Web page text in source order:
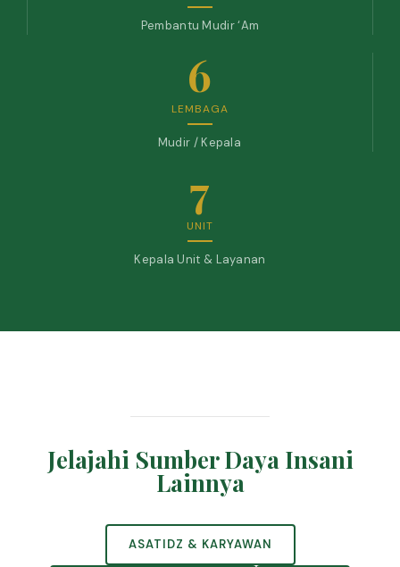
Pembantu Mudir ‘Am
6
LEMBAGA
Mudir / Kepala
7
UNIT
Kepala Unit & Layanan
Jelajahi Sumber Daya Insani
Lainnya
ASATIDZ & KARYAWAN